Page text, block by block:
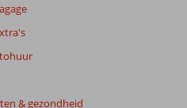
& gezondheid